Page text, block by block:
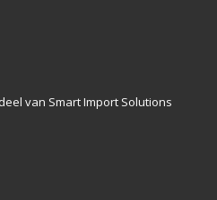
van Smart Import Solutions